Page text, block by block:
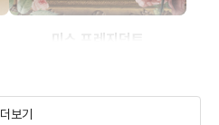
미스 프레지던트
더보기